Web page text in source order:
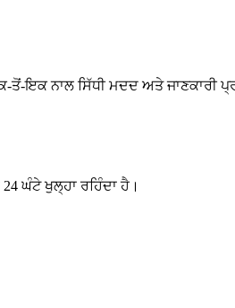
ਤੋਂ-ਇਕ ਨਾਲ ਸਿੱਧੀ ਮਦਦ ਅਤੇ ਜਾਣਕਾਰੀ
ਘੰਟੇ ਖੁਲ੍ਹਾ ਰਹਿੰਦਾ ਹੈ।